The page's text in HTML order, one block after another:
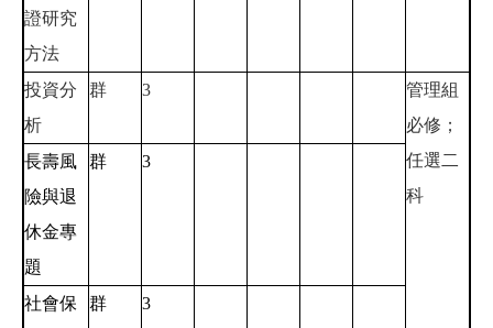
證研究
方法
投資分
析
群 3
管理組
必修；
任選二
科
長壽風
險與退
休金專
題
群 3
社會保
群 3